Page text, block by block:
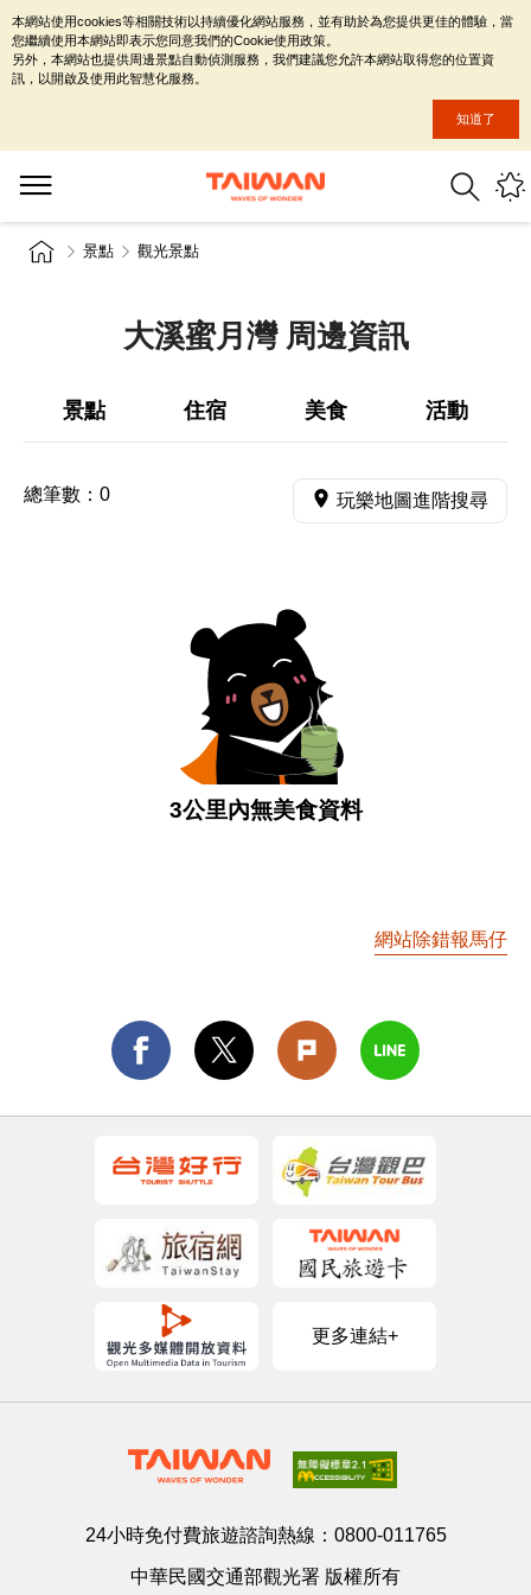
景點 觀光景點
大溪蜜月灣 周邊資訊
景點 住宿 美食 活動
總筆數： 0 玩樂地圖進階搜尋
3公里內無美食資料
網站除錯報馬仔
更多連結+
24小時免付費旅遊諮詢熱線： 0800-011765
中華民國交通部觀光署 版權所有
本網站使用cookies等相關技術以持續優化網站服務，並有助於為您提供更佳的體驗，當
您繼續使用本網站即表示您同意我們的Cookie使用政策。
另外，本網站也提供周邊景點自動偵測服務，我們建議您允許本網站取得您的位置資
訊，以開啟及使用此智慧化服務。
知道了